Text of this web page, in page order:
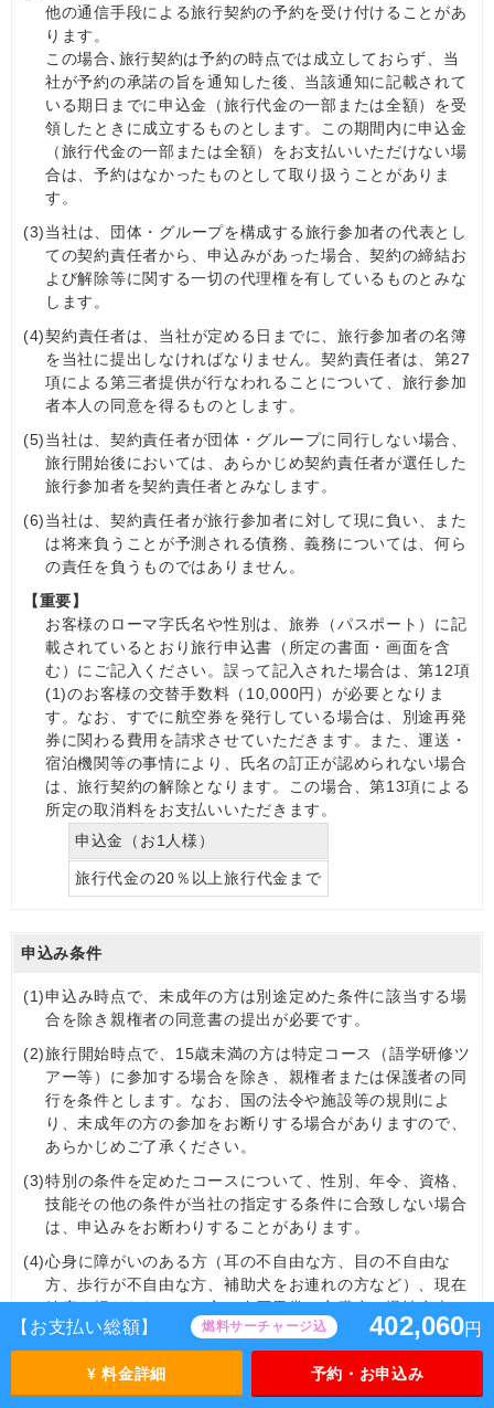
【お支払い総額】 燃料サーチャージ込 402,060円
¥ 料金詳細 予約・お申込み
他の通信手段による旅行契約の予約を受け付けることがあ
ります。
この場合､旅行契約は予約の時点では成立しておらず、当
社が予約の承諾の旨を通知した後、当該通知に記載されて
いる期日までに申込金（旅行代金の一部または全額）を受
領したときに成立するものとします。この期間内に申込金
（旅行代金の一部または全額）をお支払いいただけない場
合は、予約はなかったものとして取り扱うことがありま
す。
(3)当社は、団体・グループを構成する旅行参加者の代表とし
ての契約責任者から、申込みがあった場合、契約の締結お
よび解除等に関する一切の代理権を有しているものとみな
します。
(4)契約責任者は、当社が定める日までに、旅行参加者の名簿
を当社に提出しなければなりません。契約責任者は、第27
項による第三者提供が行なわれることについて、旅行参加
者本人の同意を得るものとします。
(5)当社は、契約責任者が団体・グループに同行しない場合、
旅行開始後においては、あらかじめ契約責任者が選任した
旅行参加者を契約責任者とみなします。
(6)当社は、契約責任者が旅行参加者に対して現に負い、また
は将来負うことが予測される債務、義務については、何ら
の責任を負うものではありません。
【重要】
お客様のローマ字氏名や性別は、旅券（パスポート）に記
載されているとおり旅行申込書（所定の書面・画面を含
む）にご記入ください。誤って記入された場合は、第12項
(1)のお客様の交替手数料（10,000円）が必要となりま
す。なお、すでに航空券を発行している場合は、別途再発
券に関わる費用を請求させていただきます。また、運送・
宿泊機関等の事情により、氏名の訂正が認められない場合
は、旅行契約の解除となります。この場合、第13項による
所定の取消料をお支払いいただきます。
申込金（お1人様）
旅行代金の20％以上旅行代金まで
申込み条件
(1)申込み時点で、未成年の方は別途定めた条件に該当する場
合を除き親権者の同意書の提出が必要です。
(2)旅行開始時点で、15歳未満の方は特定コース（語学研修ツ
アー等）に参加する場合を除き、親権者または保護者の同
行を条件とします。なお、国の法令や施設等の規則によ
り、未成年の方の参加をお断りする場合がありますので、
あらかじめご了承ください。
(3)特別の条件を定めたコースについて、性別、年令、資格、
技能その他の条件が当社の指定する条件に合致しない場合
は、申込みをお断わりすることがあります。
(4)心身に障がいのある方（耳の不自由な方、目の不自由な
方、歩行が不自由な方、補助犬をお連れの方など）、現在
健康を損なわれている方（血圧異常、心臓病、慢性疾患、
食物アレルギー、動物アレルギーなど）、認知症の⽅、妊
娠中の方、妊娠の可能性のある方、その他特別な配慮が必
要とされる方は、その旨を旅行契約の申込み時にお申し出
ください。当社は可能かつ合理的な範囲内でこれに応じま